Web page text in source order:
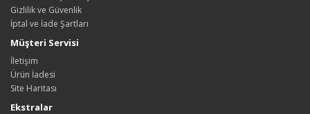
Gizlilik ve Güvenlik
İptal ve İade Şartları
Müşteri Servisi
İletişim
Ürün İadesi
Site Haritası
Ekstralar